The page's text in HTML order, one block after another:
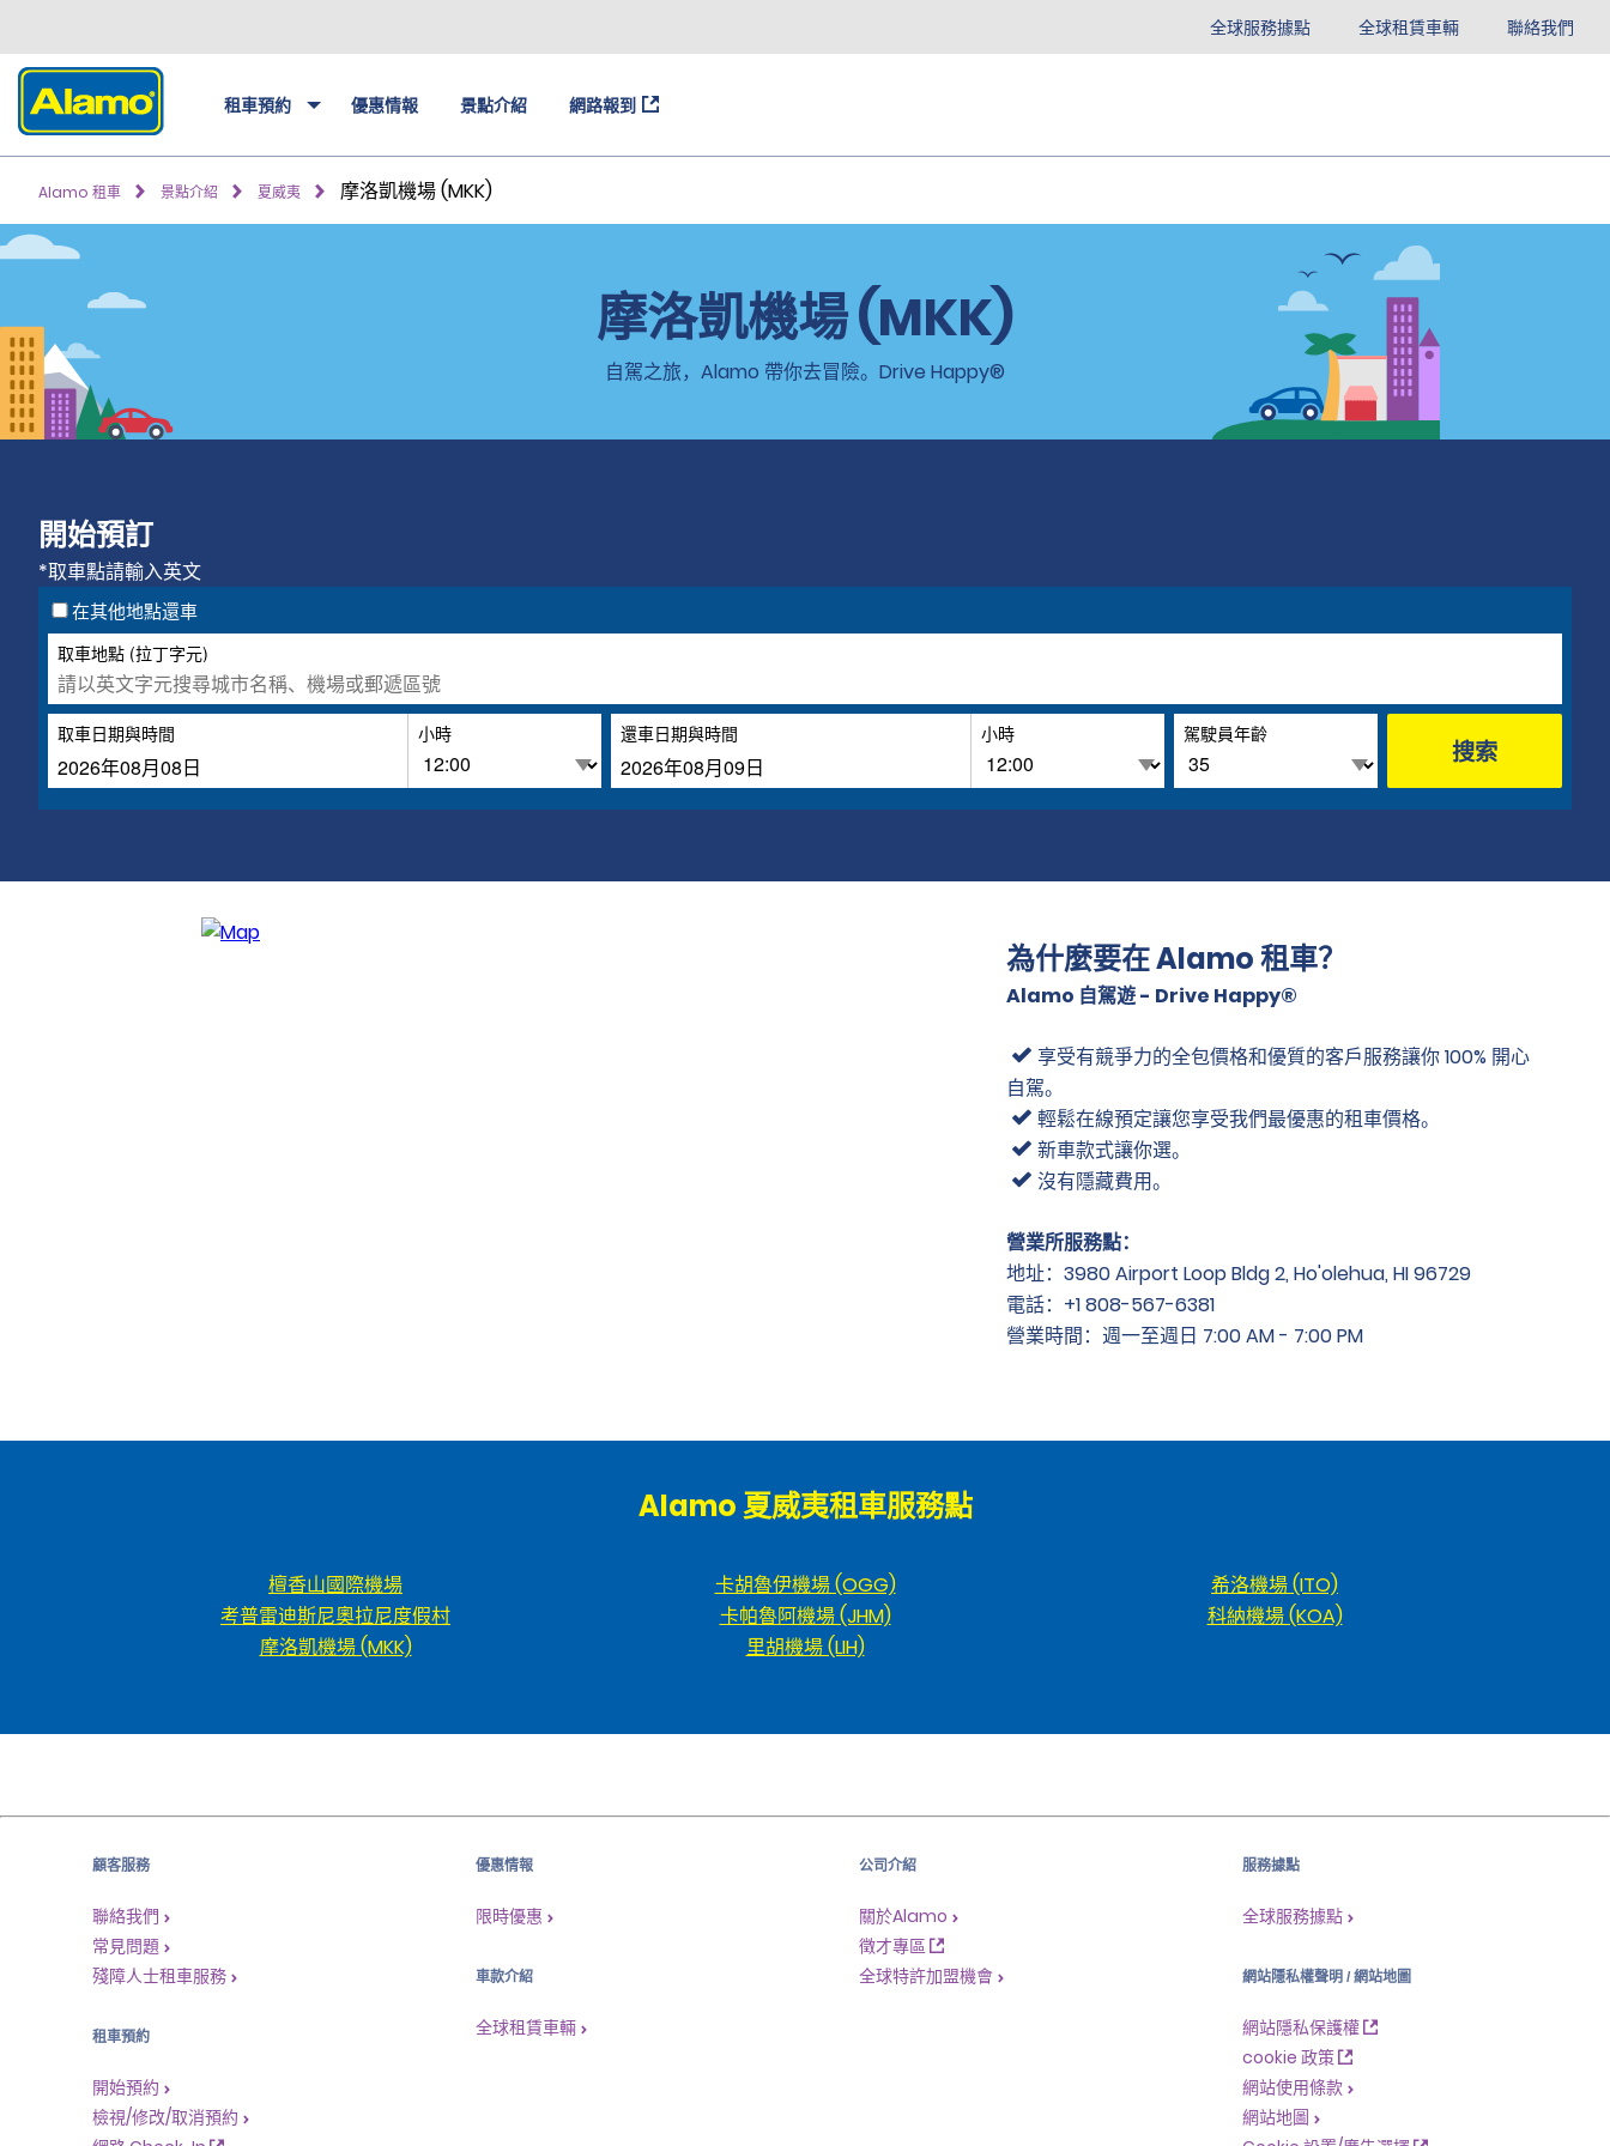
全球服務據點 全球租賃車輛 聯絡我們
租車預約 優惠情報 景點介紹 網路報到
Alamo 租車 景點介紹 夏威夷 摩洛凱機場 (MKK)
摩洛凱機場 (MKK)
自駕之旅，Alamo 帶你去冒險。Drive Happy®
開始預訂
*取車點請輸入英文
在其他地點還車
取車地點 (拉丁字元)
取車日期與時間 小時 還車日期與時間 小時 駕駛員年齡
搜索
為什麼要在 Alamo 租車？
Alamo 自駕遊 - Drive Happy®
享受有競爭力的全包價格和優質的客戶服務讓你 100% 開心
自駕。
輕鬆在線預定讓您享受我們最優惠的租車價格。
新車款式讓你選。
沒有隱藏費用。
營業所服務點：
地址：3980 Airport Loop Bldg 2, Ho'olehua, HI 96729
電話：+1 808-567-6381
營業時間：週一至週日 7:00 AM - 7:00 PM
Alamo 夏威夷租車服務點
檀香山國際機場
考普雷迪斯尼奧拉尼度假村
摩洛凱機場 (MKK)
卡胡魯伊機場 (OGG)
卡帕魯阿機場 (JHM)
里胡機場 (LIH)
希洛機場 (ITO)
科納機場 (KOA)
顧客服務
聯絡我們
常見問題
殘障人士租車服務
租車預約
開始預約
檢視/修改/取消預約
優惠情報
限時優惠
車款介紹
全球租賃車輛
公司介紹
關於Alamo
徵才專區
全球特許加盟機會
服務據點
全球服務據點
網站隱私權聲明 / 網站地圖
網站隱私保護權
cookie 政策
網站使用條款
網站地圖